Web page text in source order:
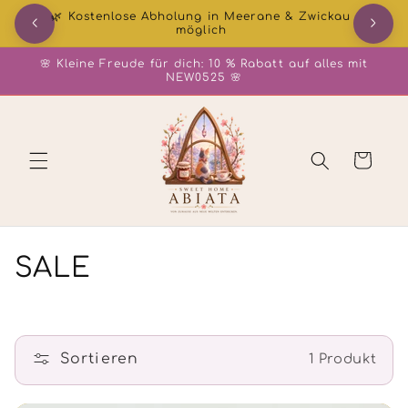
Direkt
zum
Inhalt
🌿 Kostenlose Abholung in Meerane & Zwickau
möglich
📦
🌸 Kleine Freude für dich: 10 % Rabatt auf alles mit
NEW0525 🌸
Warenkorb
K
t
e
SALE
Sortieren 1 Produkt